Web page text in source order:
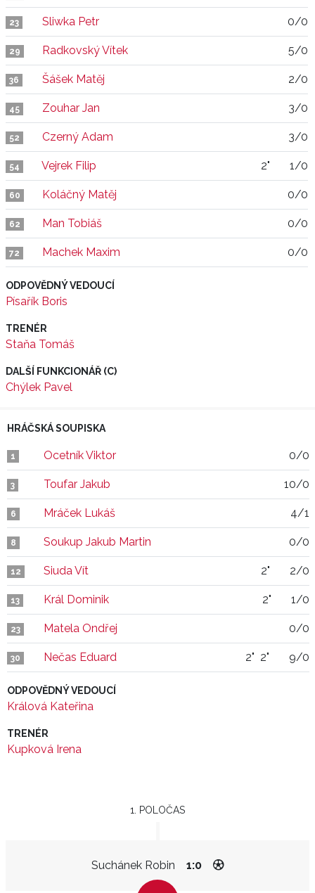
23 Sliwka Petr 0/0
29 Radkovský Vítek 5/0
36 Šášek Matěj 2/0
45 Zouhar Jan 3/0
52 Czerný Adam 3/0
54 Vejrek Filip 2" 1/0
60 Koláčný Matěj 0/0
62 Man Tobiáš 0/0
72 Machek Maxim 0/0
ODPOVĚDNÝ VEDOUCÍ
Písařík Boris
TRENÉR
Staňa Tomáš
DALŠÍ FUNKCIONÁŘ (C)
Chýlek Pavel
HRÁČSKÁ SOUPISKA
1 Ocetník Viktor 0/0
3 Toufar Jakub 10/0
6 Mráček Lukáš 4/1
8 Soukup Jakub Martin 0/0
12 Siuda Vít 2" 2/0
13 Král Dominik 2" 1/0
23 Matela Ondřej 0/0
30 Nečas Eduard 2" 2" 9/0
ODPOVĚDNÝ VEDOUCÍ
Králová Kateřina
TRENÉR
Kupková Irena
1. POLOČAS
Suchánek Robin 1:0